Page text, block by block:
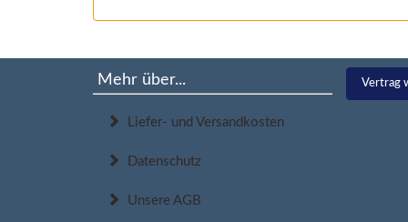
Mehr über...
Liefer- und Versandkosten
Datenschutz
Unsere AGB
Vertrag